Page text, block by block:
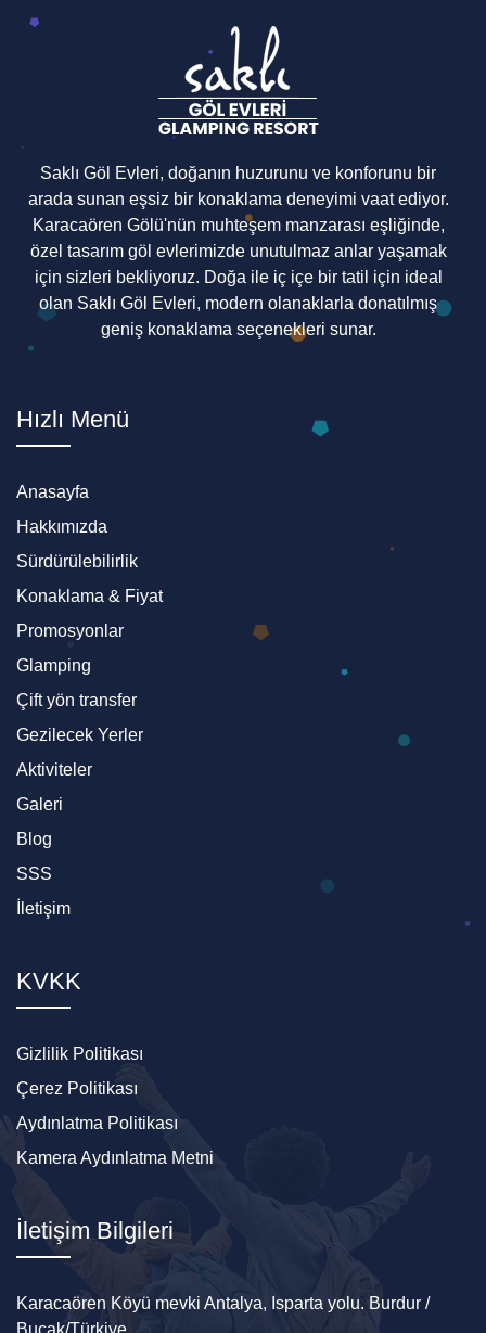
Saklı Göl Evleri, doğanın huzurunu ve konforunu bir
arada sunan eşsiz bir konaklama deneyimi vaat ediyor.
Karacaören Gölü'nün muhteşem manzarası eşliğinde,
özel tasarım göl evlerimizde unutulmaz anlar yaşamak
için sizleri bekliyoruz. Doğa ile iç içe bir tatil için ideal
olan Saklı Göl Evleri, modern olanaklarla donatılmış
geniş konaklama seçenekleri sunar.
Hızlı Menü
Anasayfa
Hakkımızda
Sürdürülebilirlik
Konaklama & Fiyat
Promosyonlar
Glamping
Çift yön transfer
Gezilecek Yerler
Aktiviteler
Galeri
Blog
SSS
İletişim
KVKK
Gizlilik Politikası
Çerez Politikası
Aydınlatma Politikası
Kamera Aydınlatma Metni
İletişim Bilgileri
Karacaören Köyü mevki Antalya, Isparta yolu. Burdur /
Bucak/Türkiye